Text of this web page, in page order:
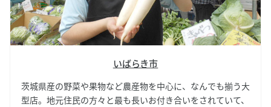
いばらき市
茨城県産の野菜や果物など農産物を中心に、なんでも揃う大
型店。地元住民の方々と最も長いお付き合いをされていて、